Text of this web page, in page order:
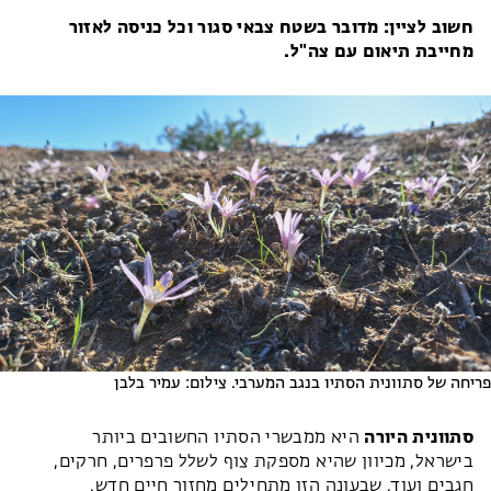
חשוב לציין: מדובר בשטח צבאי סגור וכל כניסה לאזור
מחייבת תיאום עם צה"ל.
פריחה של סתוונית הסתיו בנגב המערבי. צילום: עמיר בלבן
סתוונית היורה היא ממבשרי הסתיו החשובים ביותר
בישראל, מכיוון שהיא מספקת צוף לשלל פרפרים, חרקים,
חגבים ועוד, שבעונה הזו מתחילים מחזור חיים חדש.